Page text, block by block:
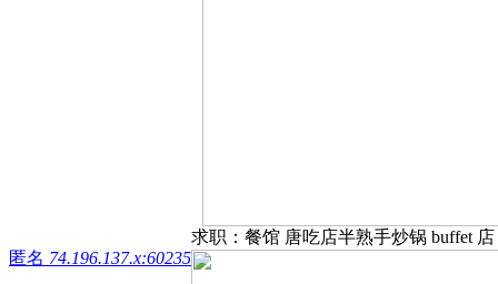
匿名 74.196.137.x:60235
求职：餐馆 唐吃店半熟手炒锅 buffet